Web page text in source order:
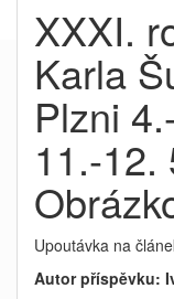
XXXI.
Karla
Plzni
11.-12.
Upoutávka na
Autor příspěvku: